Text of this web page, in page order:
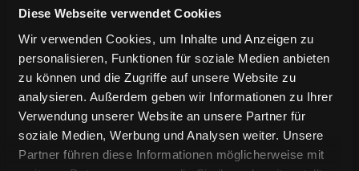
Diese Webseite verwendet Cookies
Wir verwenden Cookies, um Inhalte und Anzeigen zu
personalisieren, Funktionen für soziale Medien anbieten
zu können und die Zugriffe auf unsere Website zu
analysieren. Außerdem geben wir Informationen zu Ihrer
Verwendung unserer Website an unsere Partner für
soziale Medien, Werbung und Analysen weiter. Unsere
Partner führen diese Informationen möglicherweise mit
Vermietungsprozess – von der Erstellung eines
Exposés über die Bewerberprüfung bis hin zur
Vertragsunterzeichnung und der Übergabe der
Wohnung an den Mieter.
Rechtssichere Mietverträge & digitale
Übergabeprotokolle